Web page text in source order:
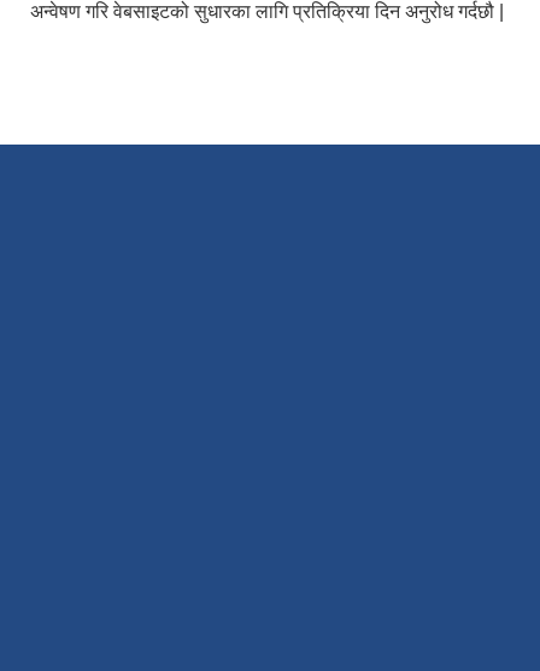
अन्वेषण गरि वेबसाइटको सुधारका लागि प्रतिक्रिया दिन अनुरोध गर्दछौ |